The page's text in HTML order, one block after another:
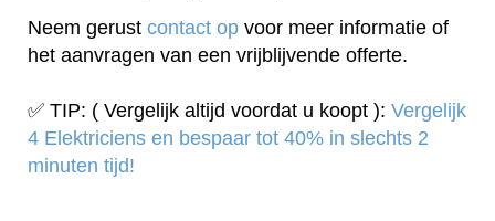
Neem gerust contact op voor meer informatie of
het aanvragen van een vrijblijvende offerte.
✅ TIP: ( Vergelijk altijd voordat u koopt ): Vergelijk
4 Elektriciens en bespaar tot 40% in slechts 2
minuten tijd!